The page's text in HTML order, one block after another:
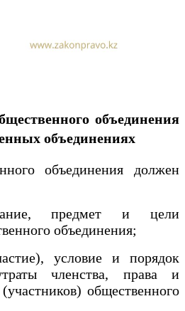
объединения
объединениях
объединения должен
предмет и цели
объединения;
условие и порядок
членства, права и
общественного